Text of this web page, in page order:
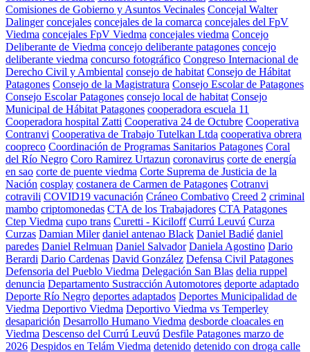
Comisiones de Gobierno y Asuntos Vecinales Concejal Walter
Dalinger concejales concejales de la comarca concejales del FpV
Viedma concejales FpV Viedma concejales viedma Concejo
Deliberante de Viedma concejo deliberante patagones concejo
deliberante viedma concurso fotográfico Congreso Internacional de
Derecho Civil y Ambiental consejo de habitat Consejo de Hábitat
Patagones Consejo de la Magistratura Consejo Escolar de Patagones
Consejo Escolar Patagones consejo local de habitat Consejo
Municipal de Hábitat Patagones cooperadora escuela 11
Cooperadora hospital Zatti Cooperativa 24 de Octubre Cooperativa
Contranvi Cooperativa de Trabajo Tutelkan Ltda cooperativa obrera
coopreco Coordinación de Programas Sanitarios Patagones Coral
del Río Negro Coro Ramirez Urtazun coronavirus corte de energía
en sao corte de puente viedma Corte Suprema de Justicia de la
Nación cosplay costanera de Carmen de Patagones Cotranvi
cotravili COVID19 vacunación Cráneo Combativo Creed 2 criminal
mambo criptomonedas CTA de los Trabajadores CTA Patagones
Ctep Viedma cupo trans Curetti - Kiciloff Currú Leuvú Curza
Curzas Damian Miler daniel antenao Black Daniel Badié daniel
paredes Daniel Relmuan Daniel Salvador Daniela Agostino Dario
Berardi Dario Cardenas David González Defensa Civil Patagones
Defensoria del Pueblo Viedma Delegación San Blas delia ruppel
denuncia Departamento Sustracción Automotores deporte adaptado
Deporte Río Negro deportes adaptados Deportes Municipalidad de
Viedma Deportivo Viedma Deportivo Viedma vs Temperley
desaparición Desarrollo Humano Viedma desborde cloacales en
Viedma Descenso del Currú Leuvú Desfile Patagones marzo de
2026 Despidos en Telám Viedma detenido detenido con droga calle